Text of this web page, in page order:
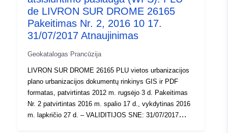
http://inspire.ec.europa.eu/
codelist/SpatialDataServiceType/
de LIVRON SUR DROME 26165
Pakeitimas Nr. 2, 2016 10 17.
31/07/2017 Atnaujinimas
Geokatalogas Prancūzija
LIVRON SUR DROME 26165 PLU vietos urbanizacijos
plano urbanizacijos dokumentų rinkinys GIS ir PDF
formatas, patvirtintas 2012 m. rugsėjo 3 d. Pakeitimas
Nr. 2 patvirtintas 2016 m. spalio 17 d., vykdytinas 2016
m. lapkričio 27 d. – VALIDITIJOS SNE: 31/07/2017